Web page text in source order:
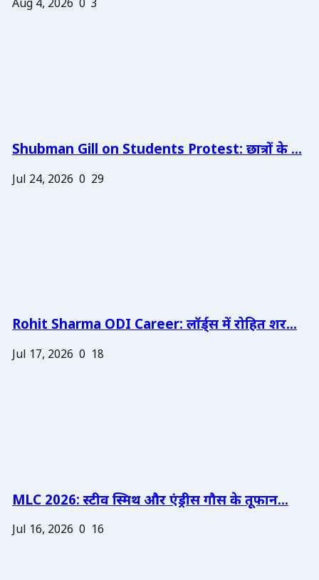
Aug 4, 2026 0 3
Shubman Gill on Students Protest: छात्रों के ...
Jul 24, 2026 0 29
Rohit Sharma ODI Career: लॉर्ड्स में रोहित शर...
Jul 17, 2026 0 18
MLC 2026: स्टीव स्मिथ और एंड्रीस गौस के तूफान...
Jul 16, 2026 0 16